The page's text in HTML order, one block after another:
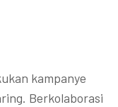
kampanye
Berkolaborasi